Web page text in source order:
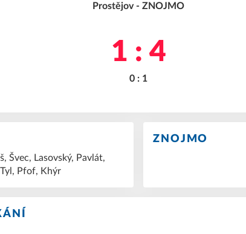
Prostějov - ZNOJMO
1 : 4
0 : 1
Švec, Lasovský, Pavlát,
Pfof, Khýr
ZNOJMO